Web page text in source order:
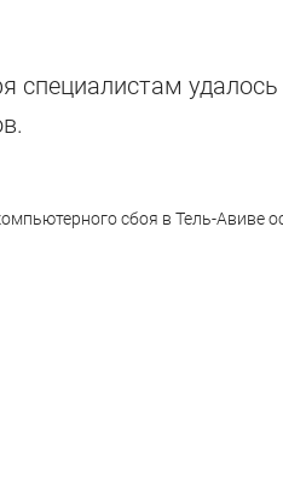
специалистам
сбоя в Тель-Авиве